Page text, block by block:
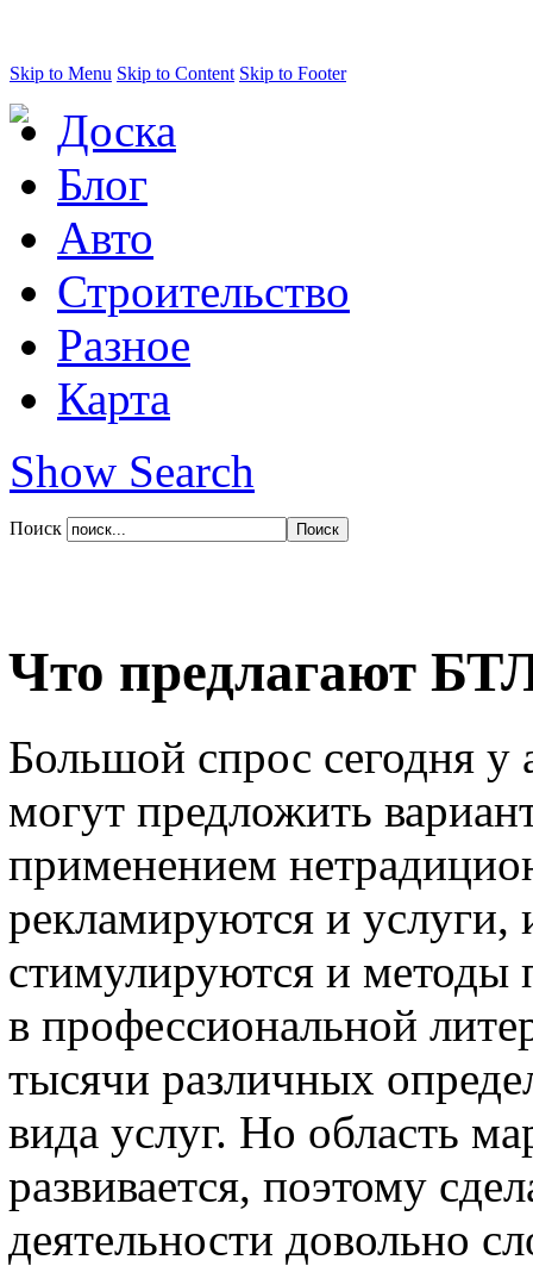
Skip to Menu Skip to Content Skip to Footer
Доска
Блог
Авто
Строительство
Разное
Карта
Show Search
Поиск
Что предлагают
Большой спрос сегодня
могут предложить
применением
рекламируются и услуги,
стимулируются и методы
в профессиональной
тысячи различных
вида услуг. Но область
развивается, поэтому
деятельности довольно